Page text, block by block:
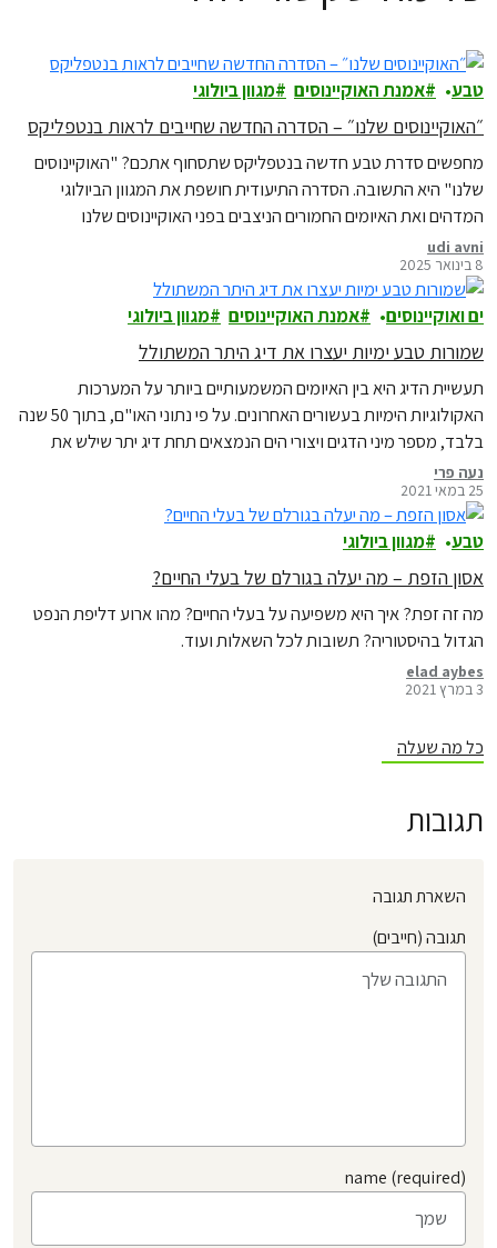
טבע אמנת האוקיינוסים מגוון ביולוגי
״האוקיינוסים שלנו״ – הסדרה החדשה שחייבים לראות בנטפליקס
מחפשים סדרת טבע חדשה בנטפליקס שתסחוף אתכם? "האוקיינוסים
שלנו" היא התשובה. הסדרה התיעודית חושפת את המגוון הביולוגי
המדהים ואת האיומים החמורים הניצבים בפני האוקיינוסים שלנו
udi avni
8 בינואר 2025
ים ואוקיינוסים אמנת האוקיינוסים מגוון ביולוגי
שמורות טבע ימיות יעצרו את דיג היתר המשתולל
תעשיית הדיג היא בין האיומים המשמעותיים ביותר על המערכות
האקולוגיות הימיות בעשורים האחרונים. על פי נתוני האו"ם, בתוך 50 שנה
בלבד, מספר מיני הדגים ויצורי הים הנמצאים תחת דיג יתר שילש את
עצמו ויחד עם קידוחי גז ונפט, זיהום, פסולת פלסטיק ושינויי האקלים
נוצרת "הסערה המושלמת" המעמידה את האוקיינוסים שלנו בסכנה
חמורה. זה הזמן לאמנת…
נעה פרי
25 במאי 2021
טבע מגוון ביולוגי
אסון הזפת – מה יעלה בגורלם של בעלי החיים?
מה זה זפת? איך היא משפיעה על בעלי החיים? מהו ארוע דליפת הנפט
הגדול בהיסטוריה? תשובות לכל השאלות ועוד.
elad aybes
3 במרץ 2021
כל מה שעלה
תגובות
השארת תגובה
תגובה (חייבים)
name (required)